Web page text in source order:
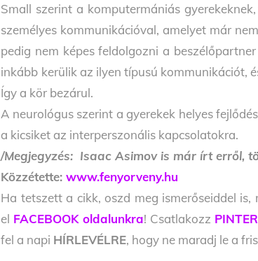
Small szerint a komputermániás
személyes kommunikációval, amelyet már
pedig nem képes feldolgozni a
inkább kerülik az ilyen típusú kommunikációt,
Így a kör bezárul.
A neurológus szerint a gyerekek helyes
a kicsiket az interperszonális kapcsolatokra.
/Megjegyzés: Isaac Asimov is már írt erről,
Közzétette:www.fenyorveny.hu
Ha tetszett a cikk, oszd meg ismerőseiddel
el FACEBOOK oldalunkra! Csatlakozz
fel a napi HÍRLEVÉLRE, hogy ne maradj le a